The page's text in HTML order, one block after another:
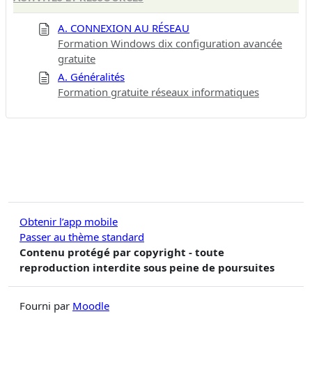
A. CONNEXION AU RÉSEAU
Formation Windows dix configuration avancée
gratuite
A. Généralités
Formation gratuite réseaux informatiques
Obtenir l’app mobile
Passer au thème standard
Contenu protégé par copyright - toute
reproduction interdite sous peine de poursuites
Fourni par Moodle